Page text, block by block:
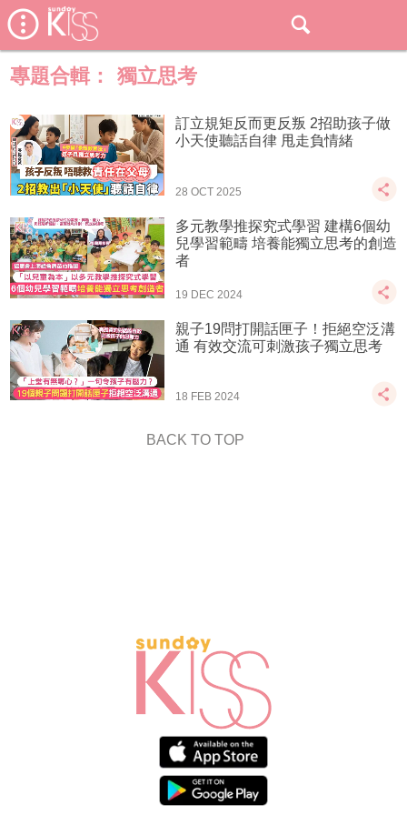
專題合輯： 獨立思考
訂立規矩反而更反叛 2招助孩子做
小天使聽話自律 甩走負情緒
28 OCT 2025
多元教學推探究式學習 建構6個幼
兒學習範疇 培養能獨立思考的創造
者
19 DEC 2024
親子19問打開話匣子！拒絕空泛溝
通 有效交流可刺激孩子獨立思考
18 FEB 2024
BACK TO TOP